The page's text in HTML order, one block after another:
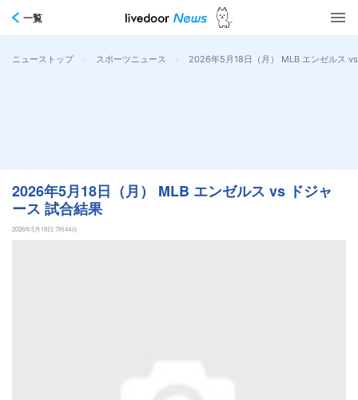
一覧
ニューストップ > スポーツニュース > 2026年5月18日（月） MLB エンゼルス
2026年5月18日（月） MLB エンゼルス vs ドジャ
ース 試合結果
2026年5月18日 7時44分